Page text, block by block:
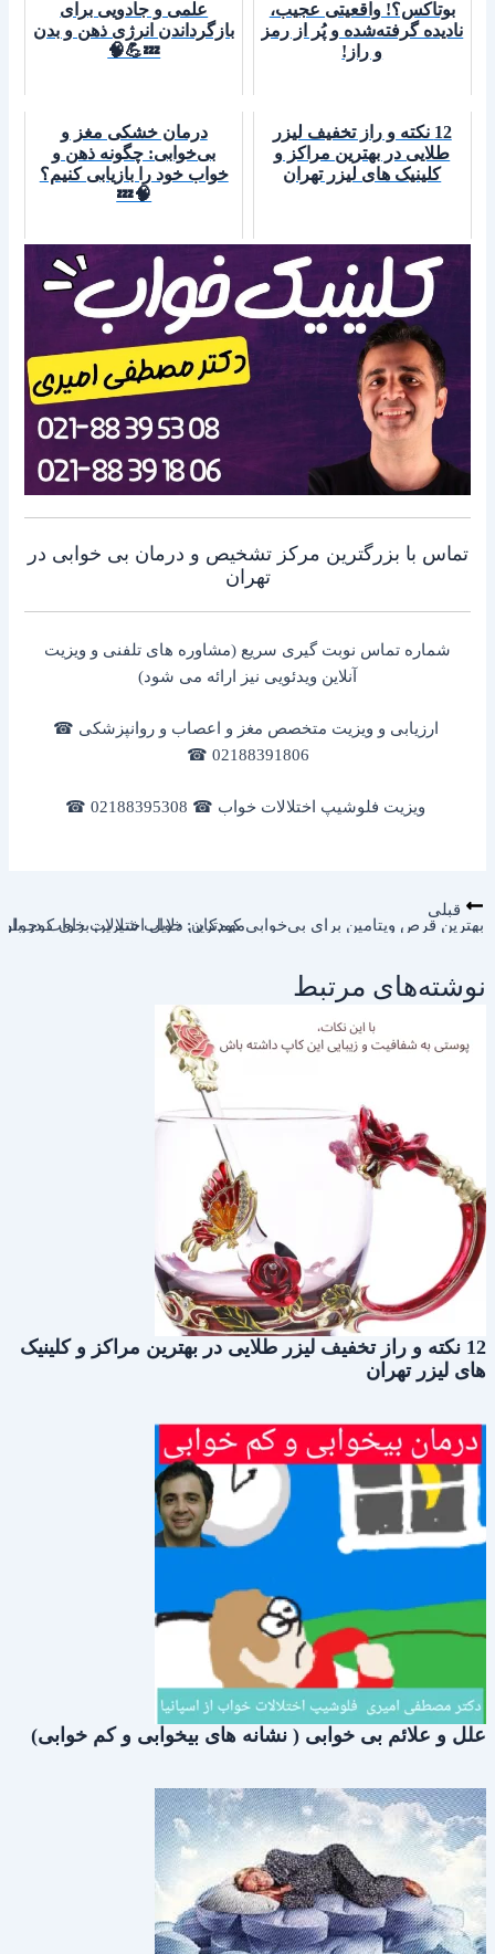
بوتاکس؟! واقعیتی عجیب،
نادیده گرفته‌شده و پُر از رمز
و راز!
علمی و جادویی برای
بازگرداندن انرژی ذهن و بدن
💤💪🧠
12 نکته و راز تخفیف لیزر
طلایی در بهترین مراکز و
کلینیک های لیزر تهران
درمان خشکی مغز و
بی‌خوابی: چگونه ذهن و
خواب خود را بازیابی کنیم؟
🧠💤
تماس با بزرگترین مرکز تشخیص و درمان بی خوابی در
تهران
شماره تماس نوبت گیری سریع (مشاوره های تلفنی و ویزیت
آنلاین ویدئویی نیز ارائه می شود)
ارزیابی و ویزیت متخصص مغز و اعصاب و روانپزشکی ☎
02188391806 ☎
ویزیت فلوشیپ اختلالات خواب ☎ 02188395308 ☎
قبلی
بهترین قرص ویتامین برای بی‌خوابی کودکان: خواب شیرین برای
مهم‌ترین دلایل اختلالات خواب در
نوشته‌های مرتبط
12 نکته و راز تخفیف لیزر طلایی در بهترین مراکز و کلینیک
های لیزر تهران
علل و علائم بی خوابی ( نشانه های بیخوابی و کم خوابی)